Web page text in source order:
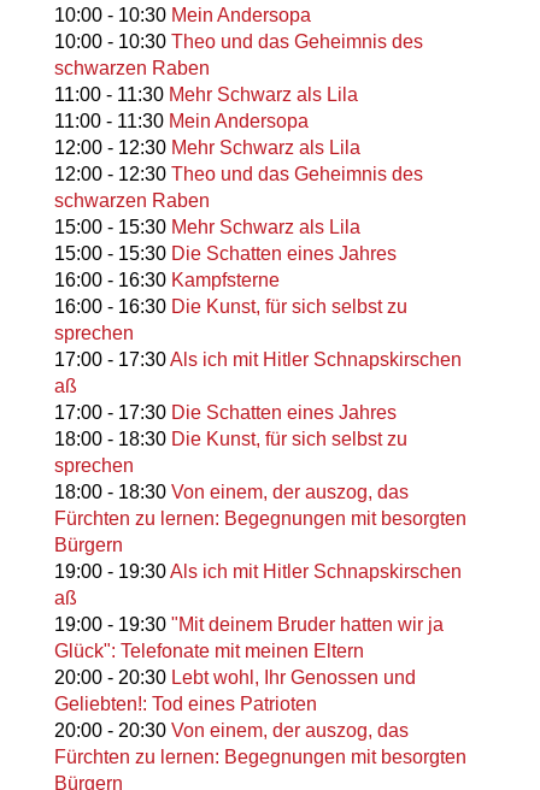
10:00- 10:30 Mein Andersopa
10:00- 10:30 Theo und das Geheimnis des
schwarzen Raben
11:00- 11:30 Mehr Schwarz als Lila
11:00- 11:30 Mein Andersopa
12:00- 12:30 Mehr Schwarz als Lila
12:00- 12:30 Theo und das Geheimnis des
schwarzen Raben
15:00- 15:30 Mehr Schwarz als Lila
15:00- 15:30 Die Schatten eines Jahres
16:00- 16:30 Kampfsterne
16:00- 16:30 Die Kunst, für sich selbst zu
sprechen
17:00- 17:30Als ich mit Hitler Schnapskirschen
aß
17:00- 17:30 Die Schatten eines Jahres
18:00- 18:30 Die Kunst, für sich selbst zu
sprechen
18:00- 18:30 Von einem, der auszog, das
Fürchten zu lernen: Begegnungen mit besorgten
Bürgern
19:00- 19:30Als ich mit Hitler Schnapskirschen
aß
19:00- 19:30 "Mit deinem Bruder hatten wir ja
Glück": Telefonate mit meinen Eltern
20:00- 20:30 Lebt wohl, Ihr Genossen und
Geliebten!: Tod eines Patrioten
20:00- 20:30 Von einem, der auszog, das
Fürchten zu lernen: Begegnungen mit besorgten
Bürgern